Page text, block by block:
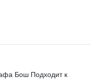
Бош Подходит к